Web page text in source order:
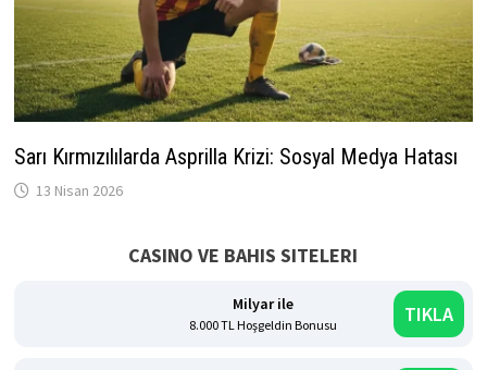
Sarı Kırmızılılarda Asprilla Krizi: Sosyal Medya Hatası
13 Nisan 2026
CASINO VE BAHIS SITELERI
Milyar ile
8.000 TL Hoşgeldin Bonusu TIKLA